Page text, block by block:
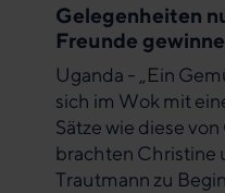
Gelegenheiten
Freunde
Uganda - „Ein
sich im Wok mit
Sätze wie diese
brachten Christine
Trautmann zu